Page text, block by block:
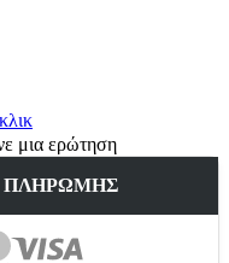
μια ερώτηση
ΠΛΗΡΩΜΉΣ